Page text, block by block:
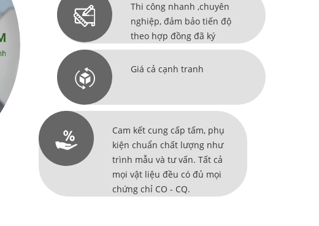
Thi công nhanh ,chuyên
nghiệp, đảm bảo tiến độ
theo hợp đồng đã ký
Giá cả cạnh tranh
Cam kết cung cấp tấm, phụ
kiện chuẩn chất lượng như
trình mẫu và tư vấn. Tất cả
mọi vật liệu đều có đủ mọi
chứng chỉ CO - CQ.